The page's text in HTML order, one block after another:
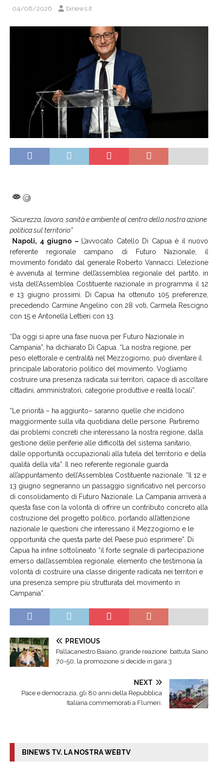
04/06/2026 binews.it
“Sicurezza, lavoro, sanità e ambiente al centro della nostra azione
politica sul territorio”
Napoli, 4 giugno –
L’avvocato Catello Di Capua è il nuovo
referente regionale campano di Futuro Nazionale, il
movimento fondato dal generale Roberto Vannacci. L’elezione
è avvenuta al termine dell’assemblea regionale del partito, in
vista dell’Assemblea Costituente nazionale in programma il 12
e 13 giugno prossimi. Di Capua ha ottenuto 105 preferenze,
precedendo Carmine Angelino con 28 voti, Carmela Rescigno
con 15 e Antonella Lettieri con 13.
“Da oggi si apre una fase nuova per Futuro Nazionale in
Campania”, ha dichiarato Di Capua. “La nostra regione, per
peso elettorale e centralità nel Mezzogiorno, può diventare il
principale laboratorio politico del movimento. Vogliamo
costruire una presenza radicata sui territori, capace di ascoltare
cittadini, amministratori, categorie produttive e realtà locali”.
“Le priorità – ha aggiunto– saranno quelle che incidono
maggiormente sulla vita quotidiana delle persone. Partiremo
dai problemi concreti che interessano la nostra regione, dalla
gestione delle periferie alle difficoltà del sistema sanitario,
dalle opportunità occupazionali alla tutela del territorio e della
qualità della vita”. Il neo referente regionale guarda
all’appuntamento dell’Assemblea Costituente nazionale. “Il 12 e
13 giugno segneranno un passaggio significativo nel percorso
di consolidamento di Futuro Nazionale. La Campania arriverà a
questa fase con la volontà di offrire un contributo concreto alla
costruzione del progetto politico, portando all’attenzione
nazionale le questioni che interessano il Mezzogiorno e le
opportunità che questa parte del Paese può esprimere”. Di
Capua ha infine sottolineato “il forte segnale di partecipazione
emerso dall’assemblea regionale, elemento che testimonia la
volontà di costruire una classe dirigente radicata nei territori e
una presenza sempre più strutturata del movimento in
Campania”.
PREVIOUS
Pallacanestro Baiano, grande reazione: battuta Siano
70-50, la promozione si decide in gara 3
NEXT
Pace e democrazia, gli 80 anni della Repubblica
Italiana commemorati a Flumeri.
BINEWS TV. LA NOSTRA WEBTV